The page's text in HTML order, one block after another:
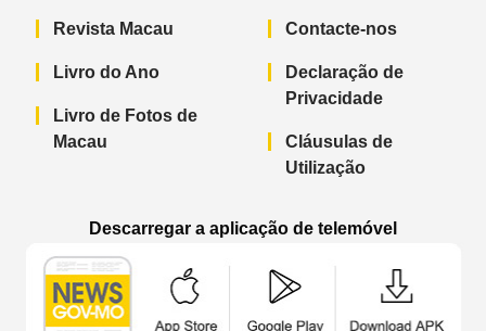
Revista Macau
Livro do Ano
Livro de Fotos de
Macau
Contacte-nos
Declaração de
Privacidade
Cláusulas de
Utilização
Descarregar a aplicação de telemóvel